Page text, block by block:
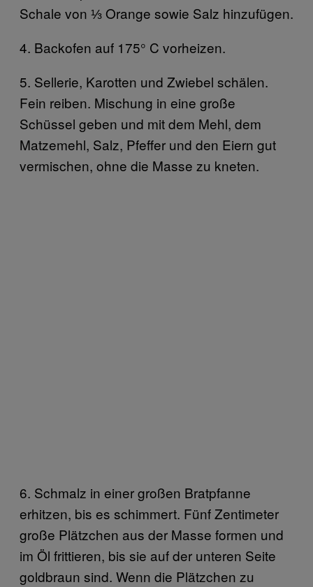
Schale von ⅓ Orange sowie Salz hinzufügen.
4. Backofen auf 175° C vorheizen.
5. Sellerie, Karotten und Zwiebel schälen.
Fein reiben. Mischung in eine große
Schüssel geben und mit dem Mehl, dem
Matzemehl, Salz, Pfeffer und den Eiern gut
vermischen, ohne die Masse zu kneten.
6. Schmalz in einer großen Bratpfanne
erhitzen, bis es schimmert. Fünf Zentimeter
große Plätzchen aus der Masse formen und
im Öl frittieren, bis sie auf der unteren Seite
goldbraun sind. Wenn die Plätzchen zu